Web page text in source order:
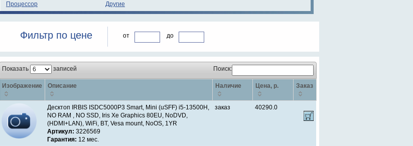
Процессор
Другие
Фильтр по цене от до
Показать записей Поиск:
Изображение Описание Наличие Цена, p. Заказ
Десктоп IRBIS ISDC5000P3 Smart, Mini (uSFF) i5-13500H,
NO RAM , NO SSD, Iris Xe Graphics 80EU, NoDVD,
(HDMI+LAN), WiFi, BT, Vesa mount, NoOS, 1YR
Артикул: 3226569
Гарантия: 12 мес.
заказ 40290.0